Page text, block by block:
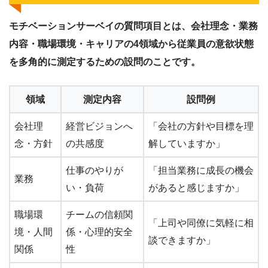
モチベーションサーベイの質問項目とは、会社理念・業務
内容・職場環境・キャリアの4領域から従業員の意欲状態
を多角的に測定するための設問のことです。
領域 測定内容 設問例
会社理
念・方針
経営ビジョンへ
の共感度
「会社の方針や目標を理
解していますか」
業務
仕事のやりが
い・負荷
「担当業務に成長の機会
があると感じますか」
職場環
境・人間
関係
チームの信頼関
係・心理的安全
性
「上司や同僚に気軽に相
談できますか」